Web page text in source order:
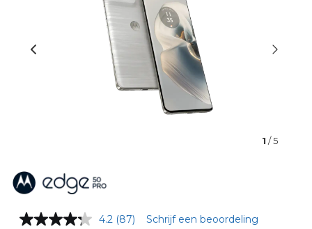
1 / 5
4.2 (87) Schrijf een beoordeling